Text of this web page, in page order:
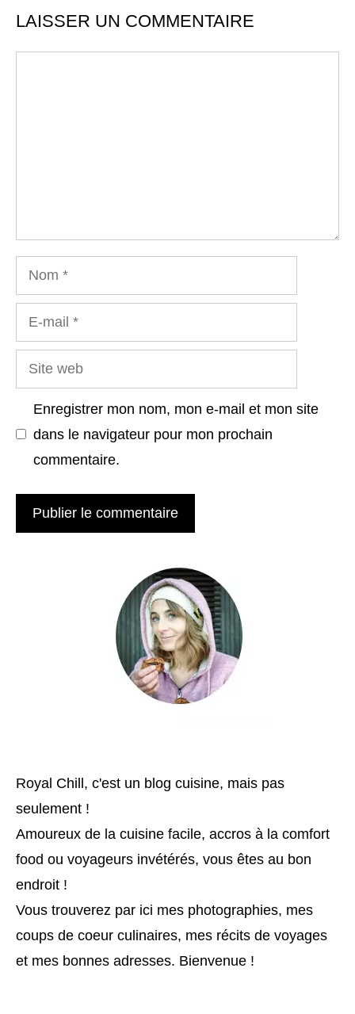
LAISSER UN COMMENTAIRE
Nom
mail
Site
web
Enregistrer mon nom, mon e-mail et mon site
dans le navigateur pour mon prochain
commentaire.
Royal Chill, c'est un blog cuisine, mais pas
seulement !
Amoureux de la cuisine facile, accros à la comfort
food ou voyageurs invétérés, vous êtes au bon
endroit !
Vous trouverez par ici mes photographies, mes
coups de coeur culinaires, mes récits de voyages
et mes bonnes adresses. Bienvenue !